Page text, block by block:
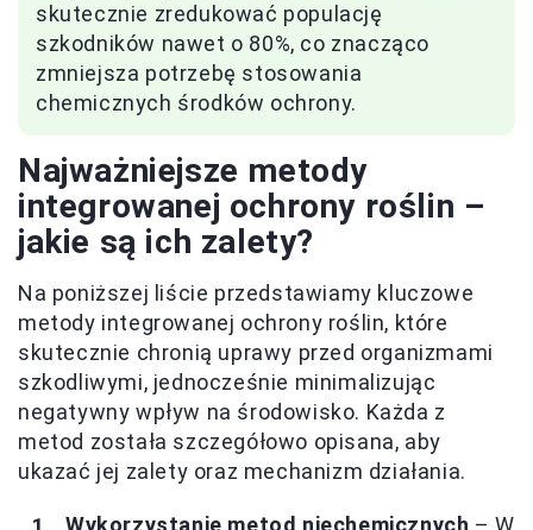
skutecznie zredukować populację
szkodników nawet o 80%, co znacząco
zmniejsza potrzebę stosowania
chemicznych środków ochrony.
Najważniejsze metody
integrowanej ochrony roślin –
jakie są ich zalety?
Na poniższej liście przedstawiamy kluczowe
metody integrowanej ochrony roślin, które
skutecznie chronią uprawy przed organizmami
szkodliwymi, jednocześnie minimalizując
negatywny wpływ na środowisko. Każda z
metod została szczegółowo opisana, aby
ukazać jej zalety oraz mechanizm działania.
Wykorzystanie metod niechemicznych – W